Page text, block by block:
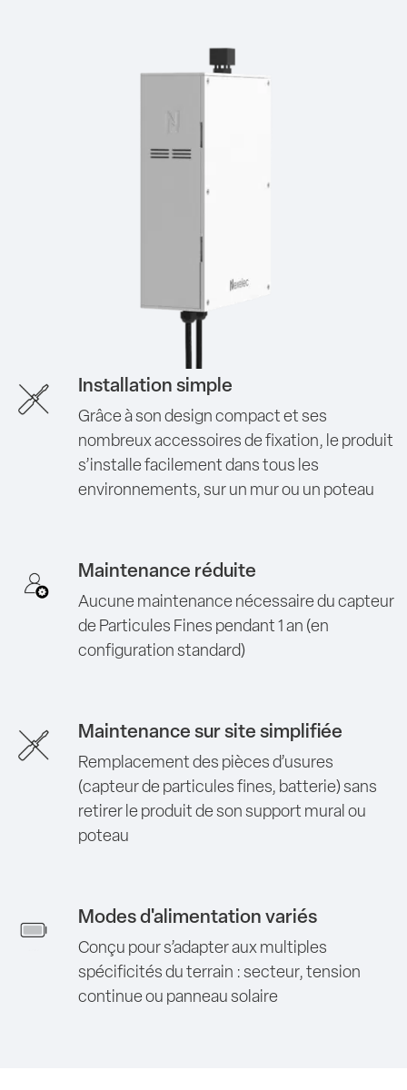
Installation simple
Grâce à son design compact et ses
nombreux accessoires de fixation, le produit
s’installe facilement dans tous les
environnements, sur un mur ou un poteau
Maintenance réduite
Aucune maintenance nécessaire du capteur
de Particules Fines pendant 1 an (en
configuration standard)
Maintenance sur site simplifiée
Remplacement des pièces d’usures
(capteur de particules fines, batterie) sans
retirer le produit de son support mural ou
poteau
Modes d'alimentation variés
Conçu pour s’adapter aux multiples
spécificités du terrain : secteur, tension
continue ou panneau solaire